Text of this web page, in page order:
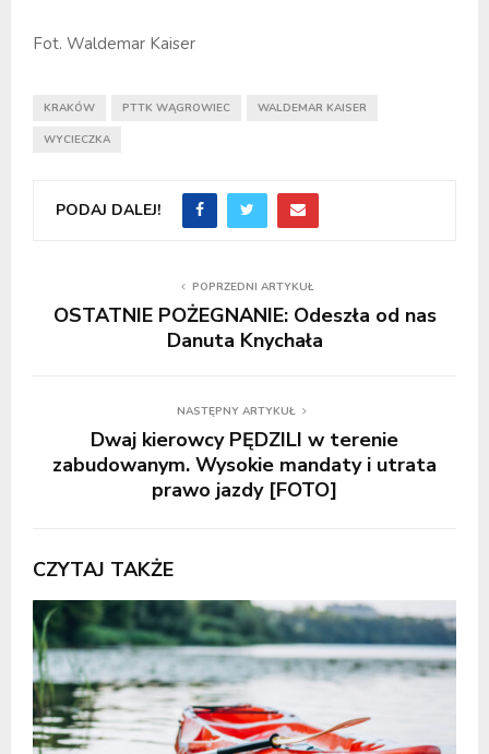
Fot. Waldemar Kaiser
KRAKÓW PTTK WĄGROWIEC WALDEMAR KAISER
WYCIECZKA
PODAJ DALEJ!
POPRZEDNI ARTYKUŁ
OSTATNIE POŻEGNANIE: Odeszła od nas
Danuta Knychała
NASTĘPNY ARTYKUŁ
Dwaj kierowcy PĘDZILI w terenie
zabudowanym. Wysokie mandaty i utrata
prawo jazdy [FOTO]
CZYTAJ TAKŻE